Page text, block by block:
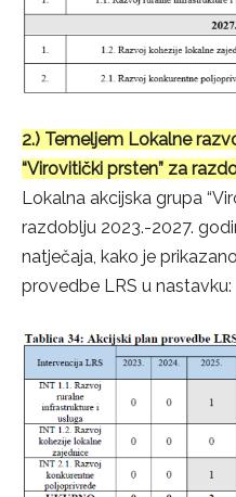
2.) Temeljem Lokalne
“Virovitički prsten” za
Lokalna akcijska grupa
razdoblju 2023.-2027.
natječaja, kako je
provedbe LRS u nastavku: